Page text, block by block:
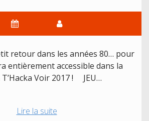
retour dans les années 80… pour
entièrement accessible dans la
Voir 2017 ! JEU…
Lire la suiteJeu